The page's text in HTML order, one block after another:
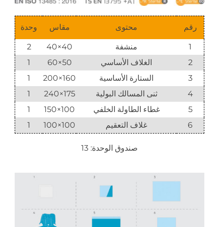
رقم محتوى مقاس وحدة
1 منشفة 40×40
2
2
الغلاف الأساسي 50×60
1
3
الستارة الأساسية 160×200
1
4
ثنى المسالك البولية 175×240
1
5
غطاء الطاولة الخلفي 100×150
1
6
غلاف التعقيم 100×100
1
صندوق الوحدة: 13